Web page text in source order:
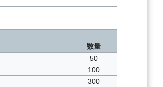
数量
50
100
300